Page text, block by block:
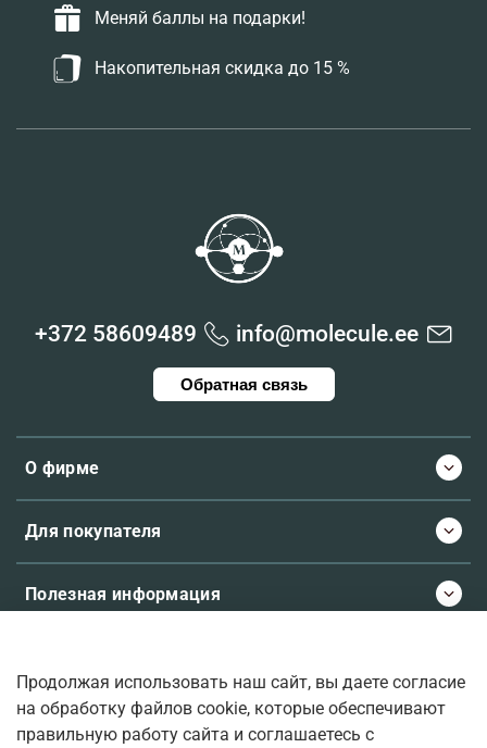
Меняй баллы на подарки!
Накопительная скидка до 15 %
О фирме
Для покупателя
Полезная информация
+372 58609489 info@molecule.ee
Обратная связь
© 2026 Molecule.ee. Все права защищены
Продолжая использовать наш сайт, вы даете согласие
на обработку файлов cookie, которые обеспечивают
правильную работу сайта и соглашаетесь с